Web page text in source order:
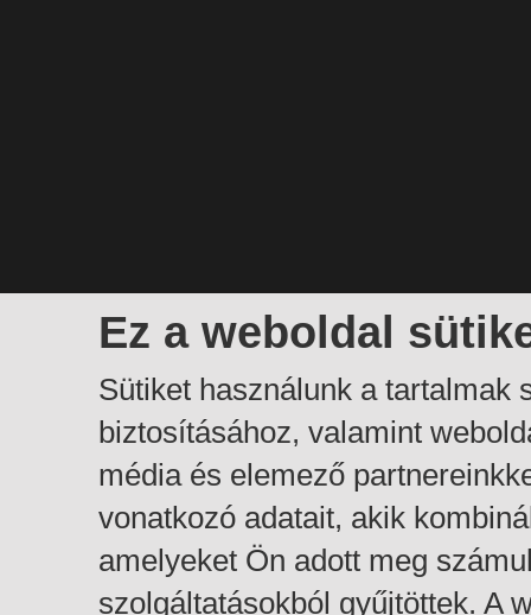
Ez a weboldal
Sütiket használunk a tartalmak
biztosításához, valamint
média és elemező
vonatkozó adatait, akik
amelyeket Ön adott meg
szolgáltatásokból gyűjtöttek. A